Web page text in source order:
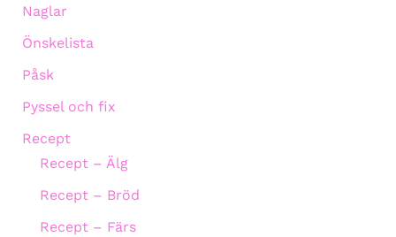
Naglar
Önskelista
Påsk
Pyssel och fix
Recept
Recept – Älg
Recept – Bröd
Recept – Färs